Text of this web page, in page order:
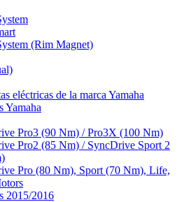
(Rim Magnet)
eléctricas de la marca Yamaha
Yamaha
Pro3 (90 Nm) / Pro3X (100 Nm)
Pro2 (85 Nm) / SyncDrive Sport 2
Pro (80 Nm), Sport (70 Nm), Life,
2015/2016